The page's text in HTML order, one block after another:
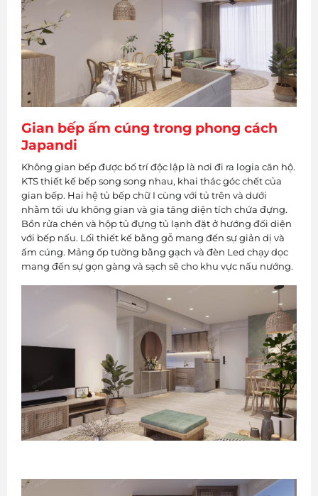
Gian bếp ấm cúng trong phong cách
Japandi
Không gian bếp được bố trí độc lập là nơi đi ra logia căn hộ.
KTS thiết kế bếp song song nhau, khai thác góc chết của
gian bếp. Hai hệ tủ bếp chữ I cùng với tủ trên và dưới
nhằm tối ưu không gian và gia tăng diện tích chứa đựng.
Bồn rửa chén và hộp tủ đựng tủ lạnh đặt ở hướng đối diện
với bếp nấu. Lối thiết kế bằng gỗ mang đến sự giản dị và
ấm cúng. Mảng ốp tường bằng gạch và đèn Led chạy dọc
mang đến sự gọn gàng và sạch sẽ cho khu vực nấu nướng.